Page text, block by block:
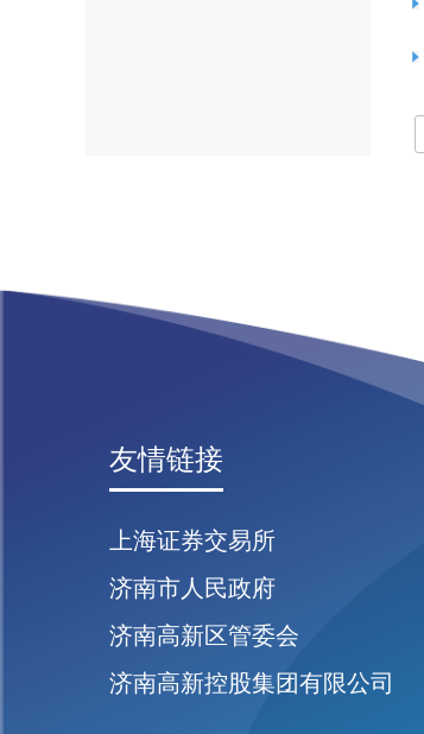
友情链接
上海证券交易所
济南市人民政府
济南高新区管委会
济南高新控股集团有限公司